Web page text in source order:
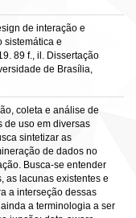
de interação e
sistemática e
89 f., il. Dissertação
de Brasília,
coleta e análise de
de uso em diversas
sintetizar as
de dados no
Busca-se entender
as lacunas existentes e
a interseção dessas
a terminologia a ser